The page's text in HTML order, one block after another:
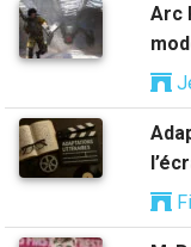
Arc